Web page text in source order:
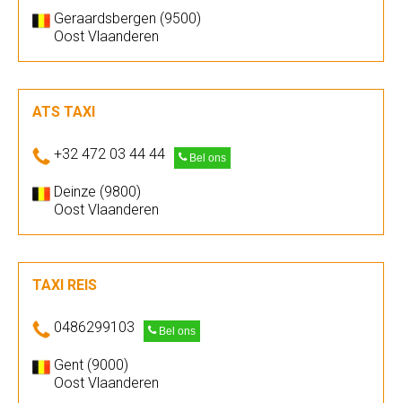
Geraardsbergen (9500)
Oost Vlaanderen
ATS TAXI
+32 472 03 44 44 Bel ons
Deinze (9800)
Oost Vlaanderen
TAXI REIS
0486299103 Bel ons
Gent (9000)
Oost Vlaanderen